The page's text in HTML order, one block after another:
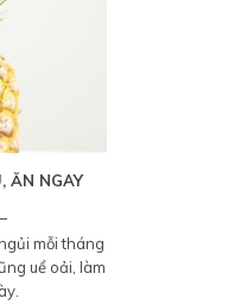
ĂN NGAY
mỗi tháng
uể oải, làm